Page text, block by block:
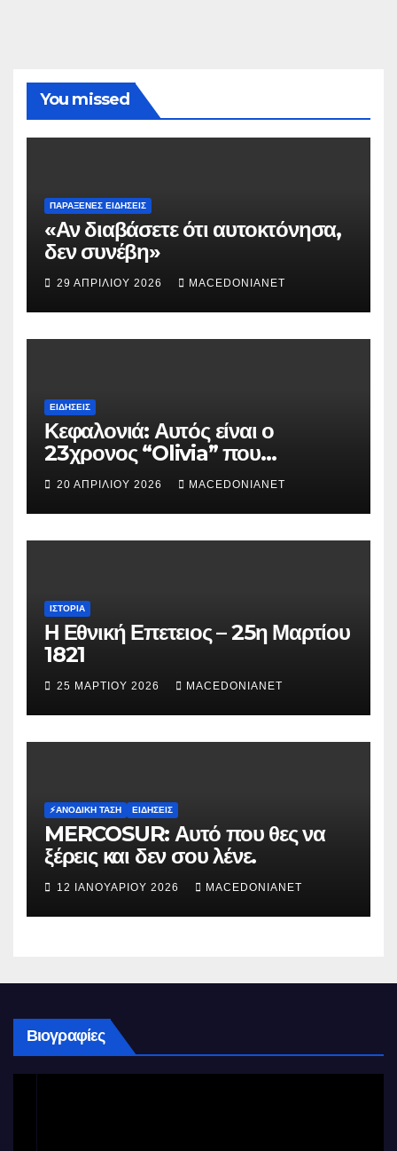
You missed
ΠΑΡΆΞΕΝΕΣ ΕΙΔΉΣΕΙΣ
«Αν διαβάσετε ότι αυτοκτόνησα,
δεν συνέβη»
29 ΑΠΡΙΛΊΟΥ 2026 MACEDONIANET
ΕΙΔΉΣΕΙΣ
Κεφαλονιά: Αυτός είναι ο
23χρονος “Olivia” που
κατηγορείται για τον θάνατο της
Μυρτούς
20 ΑΠΡΙΛΊΟΥ 2026 MACEDONIANET
ΙΣΤΟΡΊΑ
Η Εθνική Επετειος – 25η Μαρτίου
1821
25 ΜΑΡΤΊΟΥ 2026 MACEDONIANET
⚡️ΑΝΟΔΙΚΉ ΤΆΣΗ ΕΙΔΉΣΕΙΣ
MERCOSUR: Αυτό που θες να
ξέρεις και δεν σου λένε.
12 ΙΑΝΟΥΑΡΊΟΥ 2026 MACEDONIANET
Βιογραφίες